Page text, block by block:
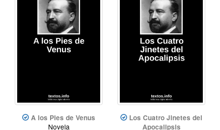
A los Pies de Venus
Novela
Los Cuatro Jinetes del
Apocalipsis